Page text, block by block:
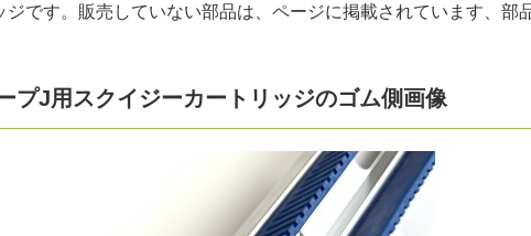
ジです。販売していない部品は、ページに掲載されています、
プJ用スクイジーカートリッジのゴム側画像